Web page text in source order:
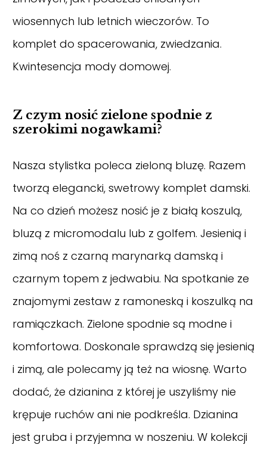
wiosennych lub letnich wieczorów. To
komplet do spacerowania, zwiedzania.
Kwintesencja mody domowej.
Z czym nosić zielone spodnie z
szerokimi nogawkami?
Nasza stylistka poleca zieloną bluzę. Razem
tworzą elegancki, swetrowy komplet damski.
Na co dzień możesz nosić je z białą koszulą,
bluzą z micromodalu lub z golfem. Jesienią i
zimą noś z czarną marynarką damską i
czarnym topem z jedwabiu. Na spotkanie ze
znajomymi zestaw z ramoneską i koszulką na
ramiączkach. Zielone spodnie są modne i
komfortowa. Doskonale sprawdzą się jesienią
i zimą, ale polecamy ją też na wiosnę. Warto
dodać, że dzianina z której je uszyliśmy nie
krępuje ruchów ani nie podkreśla. Dzianina
jest gruba i przyjemna w noszeniu. W kolekcji